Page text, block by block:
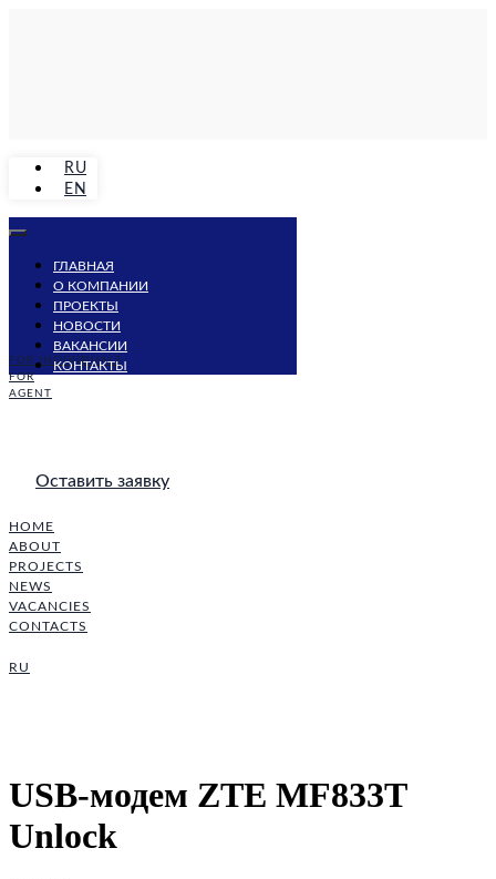
FOR INDIVIDUALS
FOR
AGENT
Оставить заявку
HOME
ABOUT
PROJECTS
NEWS
VACANCIES
CONTACTS
RU
RU
EN
ГЛАВНАЯ
О КОМПАНИИ
ПРОЕКТЫ
НОВОСТИ
ВАКАНСИИ
КОНТАКТЫ
USB-модем ZTE MF833T
Unlock